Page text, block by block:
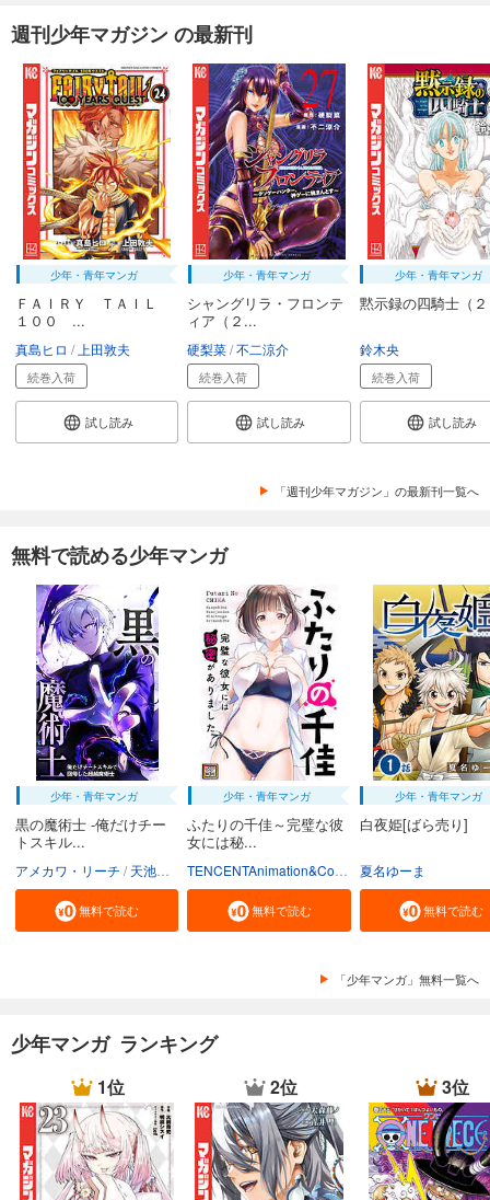
週刊少年マガジン の最新刊
少年・青年マンガ
ＦＡＩＲＹ ＴＡＩＬ
１００ ...
真島ヒロ 上田敦夫
続巻入荷
試し読み
少年・青年マンガ
シャングリラ・フロンテ
ィア（２...
硬梨菜 不二涼介
続巻入荷
試し読み
少年・青年マンガ
黙示録の四騎士（
鈴木央
続巻入荷
試し読み
「週刊少年マガジン」の最新刊一覧へ
無料で読める少年マンガ
少年・青年マンガ
黒の魔術士 -俺だけチー
トスキル...
アメカワ・リーチ 天池のぞむ クリエイティブハウスポケット
無料で読む
少年・青年マンガ
ふたりの千佳～完璧な彼
女には秘...
無料で読む
少年・青年マンガ
白夜姫[ばら売り]
夏名ゆーま
無料で読む
「少年マンガ」無料一覧へ
少年マンガ ランキング
1位 2位 3位